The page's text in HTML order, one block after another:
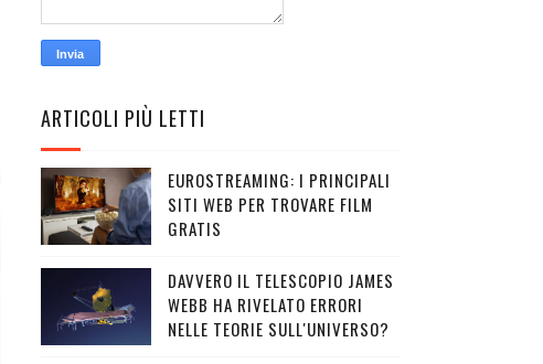
ARTICOLI PIÙ LETTI
EUROSTREAMING: I PRINCIPALI
SITI WEB PER TROVARE FILM
GRATIS
DAVVERO IL TELESCOPIO JAMES
WEBB HA RIVELATO ERRORI
NELLE TEORIE SULL'UNIVERSO?